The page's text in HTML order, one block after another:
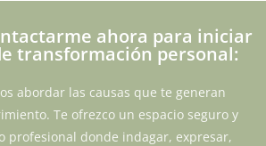
ahora para iniciar
transformación personal:
abordar las causas que te generan
Te ofrezco un espacio seguro y
profesional donde indagar, expresar,